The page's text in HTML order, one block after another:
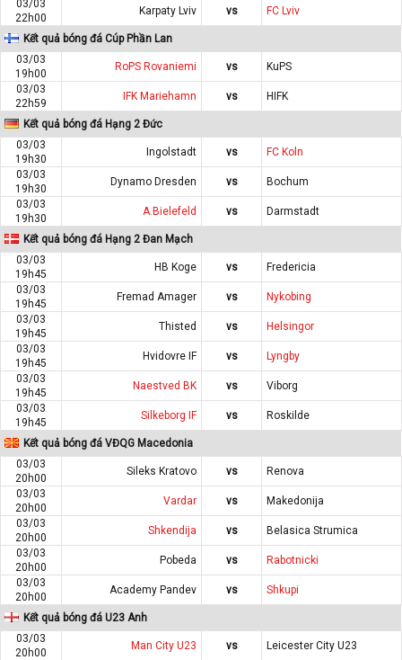
03/03
22h00
Karpaty Lviv vs FC Lviv
Kết quả bóng đá Cúp Phần Lan
03/03
19h00
RoPS Rovaniemi vs
KuPS
03/03
22h59
IFK Mariehamn vs HIFK
Kết quả bóng đá Hạng 2 Đức
03/03
19h30
Ingolstadt vs
FC Koln
03/03
19h30
Dynamo Dresden vs
Bochum
03/03
19h30
A.Bielefeld vs Darmstadt
Kết quả bóng đá Hạng 2 Đan Mạch
03/03
19h45
HB Koge vs
Fredericia
03/03
19h45
Fremad Amager vs
Nykobing
03/03
19h45
Thisted vs
Helsingor
03/03
19h45
Hvidovre IF vs
Lyngby
03/03
19h45
Naestved BK vs
Viborg
03/03
19h45
Silkeborg IF vs Roskilde
Kết quả bóng đá VĐQG Macedonia
03/03
20h00
Sileks Kratovo vs
Renova
03/03
20h00
Vardar vs
Makedonija
03/03
20h00
Shkendija vs
Belasica Strumica
03/03
20h00
Pobeda vs
Rabotnicki
03/03
20h00
Academy Pandev vs Shkupi
Kết quả bóng đá U23 Anh
03/03
20h00
Man City U23 vs Leicester City U23